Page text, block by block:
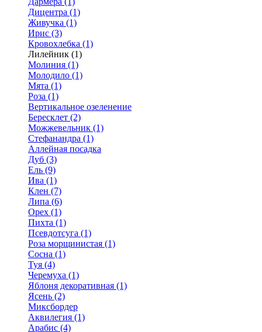
Дицентра (1)
Живучка (1)
Ирис (3)
Кровохлебка (1)
Лилейник (1)
Молиния (1)
Молодило (1)
Мята (1)
Роза (1)
Вертикальное озеленение
Бересклет (2)
Можжевельник (1)
Стефанандра (1)
Аллейная посадка
Дуб (3)
Ель (9)
Ива (1)
Клен (7)
Липа (6)
Орех (1)
Пихта (1)
Псевдотсуга (1)
Роза морщинистая (1)
Сосна (1)
Туя (4)
Черемуха (1)
Яблоня декоративная (1)
Ясень (2)
Миксбордер
Аквилегия (1)
Арабис (4)